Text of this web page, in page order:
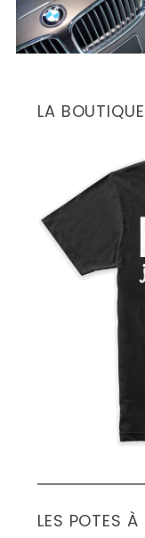
LA
LES POTES
a
r
c
o